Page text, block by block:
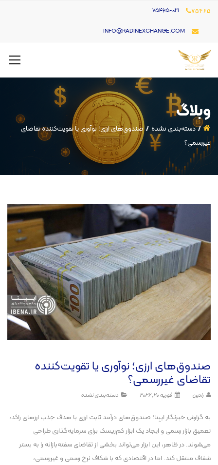
۷۵۴۶۵
INFO@RADINEXCHANGE.COM
وبلاگ
دسته‌بندی نشده
صندوق‌های ارزی؛ نوآوری یا تقویت‌کننده تقاضای
غیررسمی؟
صندوق‌های ارزی؛ نوآوری یا تقویت‌کننده
تقاضای غیررسمی؟
رادین فوریه 20, 2026 دسته‌بندی نشده
به گزارش خبرنگار ایبِنا؛ صندوق‌های درآمد ثابت ارزی با هدف جذب ارز‌های راکد،
تعمیق بازار رسمی و ایجاد یک ابزار کم‌ریسک برای سرمایه‌گذاری طراحی
می‌شوند. در ظاهر، این ابزار می‌تواند بخشی از تقاضای سفته‌بازانه را به بستر
شفاف منتقل کند. اما در اقتصادی که با شکاف نرخ رسمی و غیررسمی،